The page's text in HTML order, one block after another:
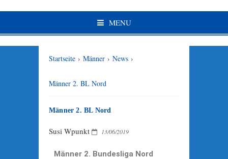
MENU
Startseite › Männer › News ›
Männer 2. BL Nord
Männer 2. BL Nord
Susi Wpunkt 13/06/2019
Männer 2. Bundesliga Nord